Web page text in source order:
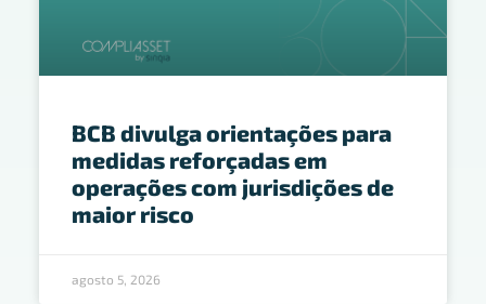
BCB divulga orientações para
medidas reforçadas em
operações com jurisdições de
maior risco
agosto 5, 2026